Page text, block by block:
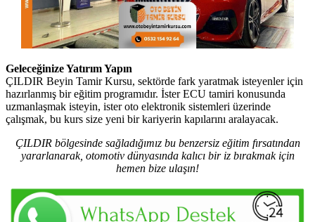
Geleceğinize Yatırım Yapın
ÇILDIR Beyin Tamir Kursu, sektörde fark yaratmak isteyenler için
hazırlanmış bir eğitim programıdır. İster ECU tamiri konusunda
uzmanlaşmak isteyin, ister oto elektronik sistemleri üzerinde
çalışmak, bu kurs size yeni bir kariyerin kapılarını aralayacak.
ÇILDIR bölgesinde sağladığımız bu benzersiz eğitim fırsatından
yararlanarak, otomotiv dünyasında kalıcı bir iz bırakmak için
hemen bize ulaşın!